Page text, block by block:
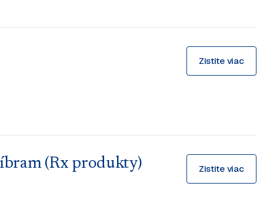
Zistite viac
(Rx produkty) Zistite viac